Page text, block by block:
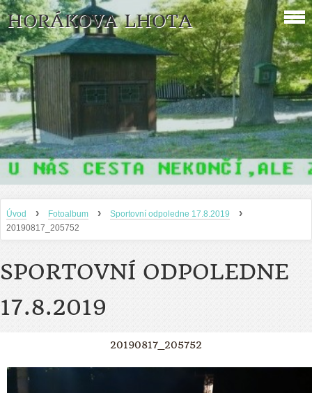
HORÁKOVA LHOTA
Úvod › Fotoalbum › Sportovní odpoledne 17.8.2019 ›
20190817_205752
SPORTOVNÍ ODPOLEDNE
17.8.2019
20190817_205752